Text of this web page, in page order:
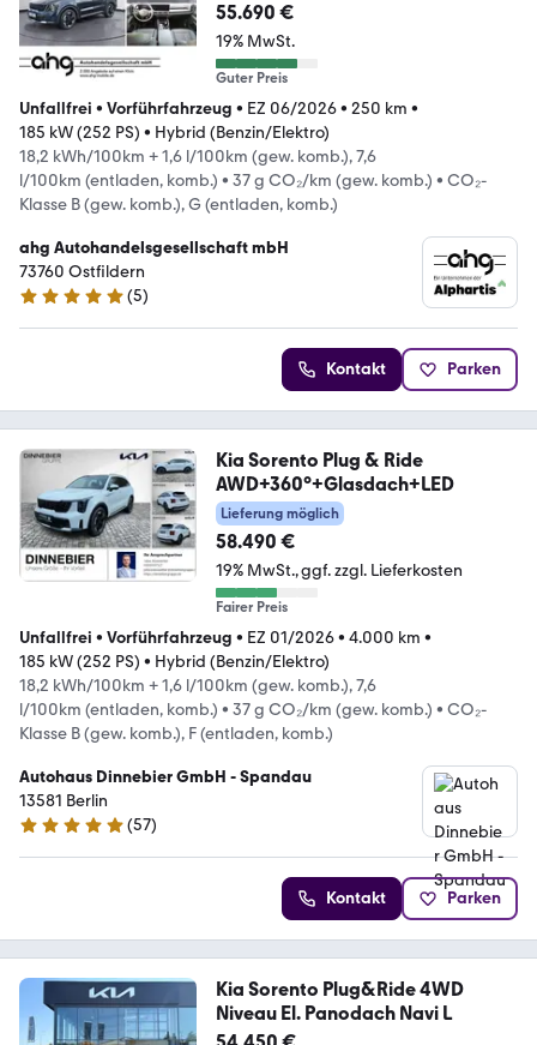
55.690 €
19% MwSt.
Guter Preis
Unfallfrei • Vorführfahrzeug • EZ 06/2026• 250 km •
185 kW (252 PS) • Hybrid (Benzin/Elektro)
18,2 kWh/100km + 1,6 l/100km (gew. komb.), 7,6
l/100km (entladen, komb.) • 37 g CO₂/km (gew. komb.) • CO₂-
Klasse B (gew. komb.), G (entladen, komb.)
ahg Autohandelsgesellschaft mbH
73760 Ostfildern
5 Sterne
(5)
Kontakt Parken
Kia Sorento Plug & Ride
AWD+360°+Glasdach+LED
Lieferung möglich
58.490 €
19% MwSt. ggf. zzgl. Lieferkosten
Fairer Preis
Unfallfrei • Vorführfahrzeug • EZ 01/2026• 4.000 km •
185 kW (252 PS) • Hybrid (Benzin/Elektro)
18,2 kWh/100km + 1,6 l/100km (gew. komb.), 7,6
l/100km (entladen, komb.) • 37 g CO₂/km (gew. komb.) • CO₂-
Klasse B (gew. komb.), F (entladen, komb.)
Autohaus Dinnebier GmbH - Spandau
13581 Berlin
5 Sterne
(57)
Kontakt Parken
Kia Sorento Plug&Ride 4WD
Niveau El. Panodach Navi L